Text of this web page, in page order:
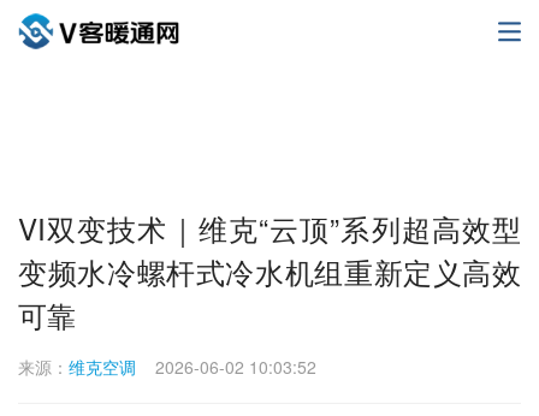
VI双变技术｜维克“云顶”系列超高效型
变频水冷螺杆式冷水机组重新定义高效
可靠
来源： 维克空调 2026-06-02 10:03:52